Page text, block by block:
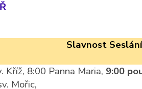
Slavnost
Kříž, 8:00 Panna Maria, 9:00
Mořic,